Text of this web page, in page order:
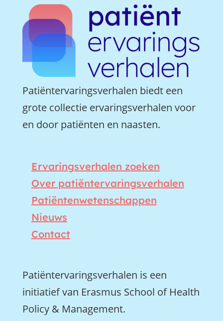
Patiëntervaringsverhalen biedt een
grote collectie ervaringsverhalen voor
en door patiënten en naasten.
Ervaringsverhalen zoeken
Over patiëntervaringsverhalen
Patiëntenwetenschappen
Nieuws
Contact
Patiëntervaringsverhalen is een
initiatief van Erasmus School of Health
Policy & Management.